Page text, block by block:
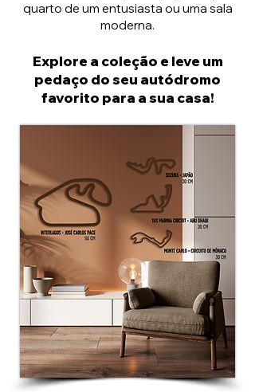
quarto de um entusiasta ou uma sala
moderna.
Explore a coleção e leve um
pedaço do seu autódromo
favorito para a sua casa!